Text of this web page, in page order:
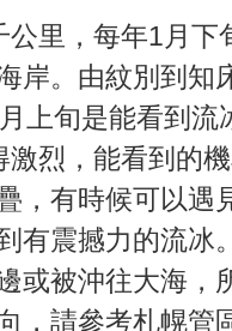
里，每年1月下
岸。由紋別到知
上旬是能看到流
烈，能看到的
，有時候可以遇
有震撼力的流冰
或被沖往大海，
，請參考札幌管